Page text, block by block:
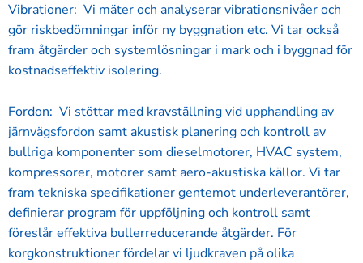
Vibrationer: Vi mäter och analyserar vibrationsnivåer och
gör riskbedömningar inför ny byggnation etc. Vi tar också
fram åtgärder och systemlösningar i mark och i byggnad för
kostnadseffektiv isolering.
Fordon: Vi stöttar med kravställning vid upphandling av
järnvägsfordon samt akustisk planering och kontroll av
bullriga komponenter som dieselmotorer, HVAC system,
kompressorer, motorer samt aero-akustiska källor. Vi tar
fram tekniska specifikationer gentemot underleverantörer,
definierar program för uppföljning och kontroll samt
föreslår effektiva bullerreducerande åtgärder. För
korgkonstruktioner fördelar vi ljudkraven på olika